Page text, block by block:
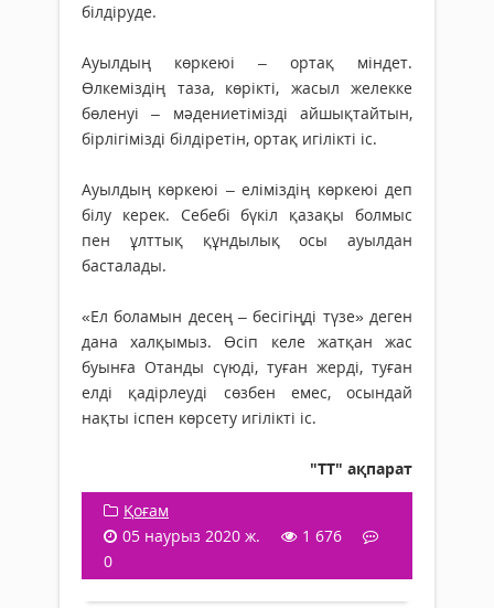
білдіруде.
Ауылдың көркеюі – ортақ міндет.
Өлкеміздің таза, көрікті, жасыл желекке
бөленуі – мәдениетімізді айшықтайтын,
бірлігімізді білдіретін, ортақ игілікті іс.
Ауылдың көркеюі – еліміздің көркеюі деп
білу керек. Себебі бүкіл қазақы болмыс
пен ұлт­тық құндылық осы ауылдан
басталады.
«Ел боламын десең – бесігіңді түзе» деген
дана хал­қымыз. Өсіп келе жатқан жас
буынға Отанды сүюді, туған жер­ді, туған
елді қадірлеуді сөзбен емес, осындай
нақты іс­пен көрсету игілікті іс.
"ТТ" ақпарат
Қоғам
05 наурыз 2020 ж.
1 676
0